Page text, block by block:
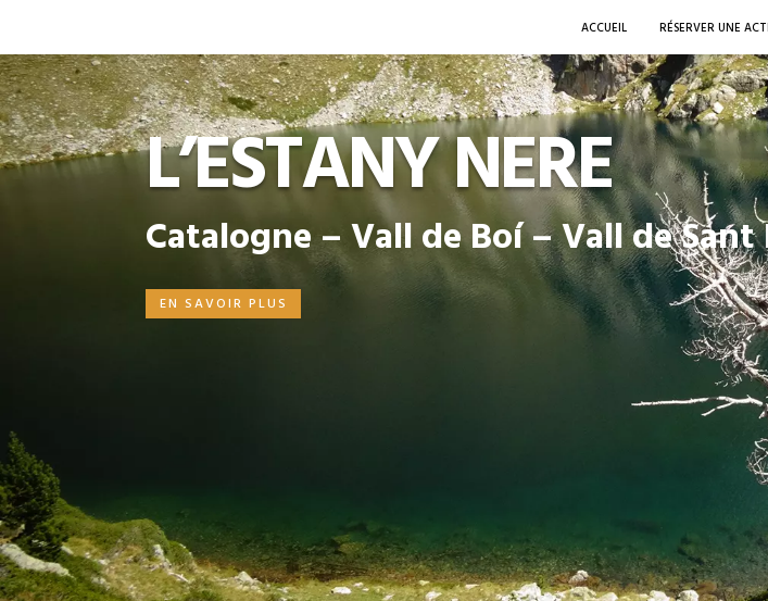
ACCUEIL RÉSERVER UNE
L’ESTANY NERE
Catalogne – Vall de Boí – Vall de
EN SAVOIR PLUS